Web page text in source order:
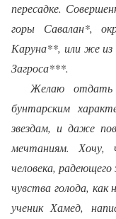
пересадке.
горы Савалан*,
Каруна**, или же из
Загроса***.
Желаю отдать
бунтарским
звездам, и даже
мечтаниям. Хочу,
человека,
чувства голода, как
ученик Хамед,